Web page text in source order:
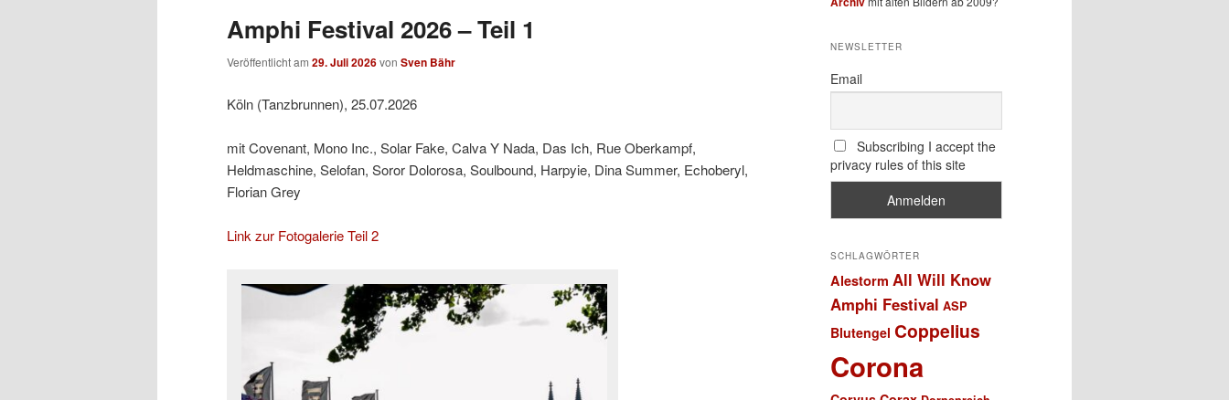
Amphi Festival 2026 – Teil 1
Veröffentlicht am 29. Juli 2026von Sven Bähr
Köln (Tanzbrunnen), 25.07.2026
mit Covenant, Mono Inc., Solar Fake, Calva Y Nada, Das Ich, Rue Oberkampf,
Heldmaschine, Selofan, Soror Dolorosa, Soulbound, Harpyie, Dina Summer, Echoberyl,
Florian Grey
Link zur Fotogalerie Teil 2
NEWSLETTER
Email
Subscribing I accept the
privacy rules of this site
SCHLAGWÖRTER
Alestorm All Will Know
Amphi Festival ASP
Blutengel Coppelius
Corona